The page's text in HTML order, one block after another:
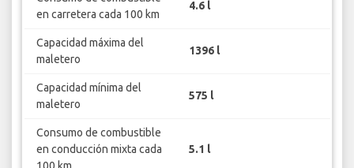
en carretera cada 100 km
4.6 l
Capacidad máxima del
maletero
1396 l
Capacidad mínima del
maletero
575 l
Consumo de combustible
en conducción mixta cada
100 km
5.1 l